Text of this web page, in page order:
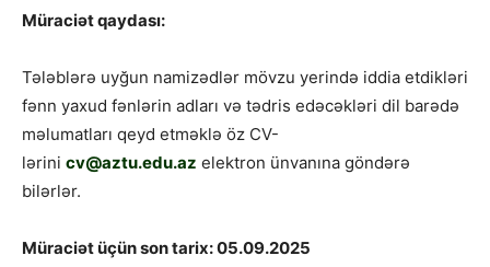
Müraciət qaydası:
Tələblərə uyğun namizədlər mövzu yerində iddia etdikləri
fənn yaxud fənlərin adları və tədris edəcəkləri dil barədə
məlumatları qeyd etməklə öz CV-
lərini cv@aztu.edu.az elektron ünvanına göndərə
bilərlər.
Müraciət üçün son tarix: 05.09.2025